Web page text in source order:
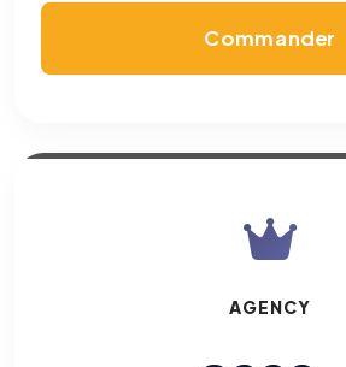
Commander
AGENCY
Nécessaires au fonctionnement du site :
peuvent pas être désactivés.
Permettent d'afficher des publicités